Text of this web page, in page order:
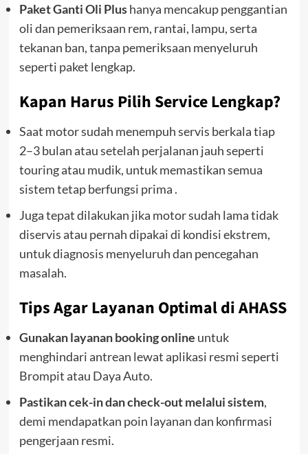
Paket Ganti Oli Plushanya mencakup penggantian
oli dan pemeriksaan rem, rantai, lampu, serta
tekanan ban, tanpa pemeriksaan menyeluruh
seperti paket lengkap.
Kapan Harus Pilih Service Lengkap?
Saat motor sudah menempuh servis berkala tiap
2–3 bulan atau setelah perjalanan jauh seperti
touring atau mudik, untuk memastikan semua
sistem tetap berfungsi prima .
Juga tepat dilakukan jika motor sudah lama tidak
diservis atau pernah dipakai di kondisi ekstrem,
untuk diagnosis menyeluruh dan pencegahan
masalah.
Tips Agar Layanan Optimal di AHASS
Gunakan layanan booking online untuk
menghindari antrean lewat aplikasi resmi seperti
Brompit atau Daya Auto.
Pastikan cek-in dan check-out melalui sistem,
demi mendapatkan poin layanan dan konfirmasi
pengerjaan resmi.